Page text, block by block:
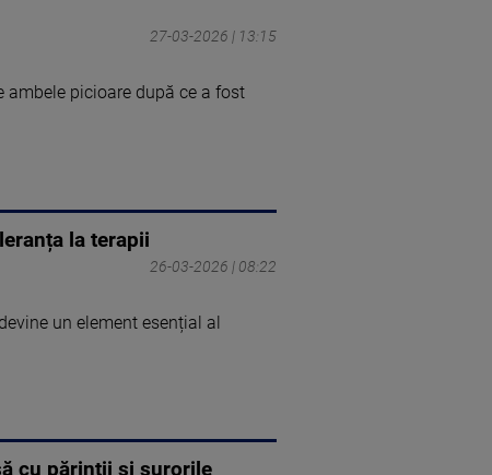
27-03-2026 | 13:15
picioare după ce a fost
la terapii
26-03-2026 | 08:22
un element esențial al
cu părinții și surorile